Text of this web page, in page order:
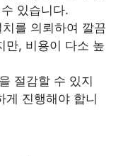
있습니다.
를 의뢰하여 깔끔
만, 비용이 다소 높
절감할 수 있지
게 진행해야 합니